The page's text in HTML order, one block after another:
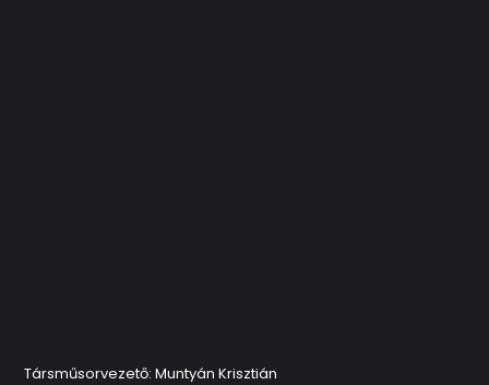
Társműsorvezető: Muntyán Krisztián